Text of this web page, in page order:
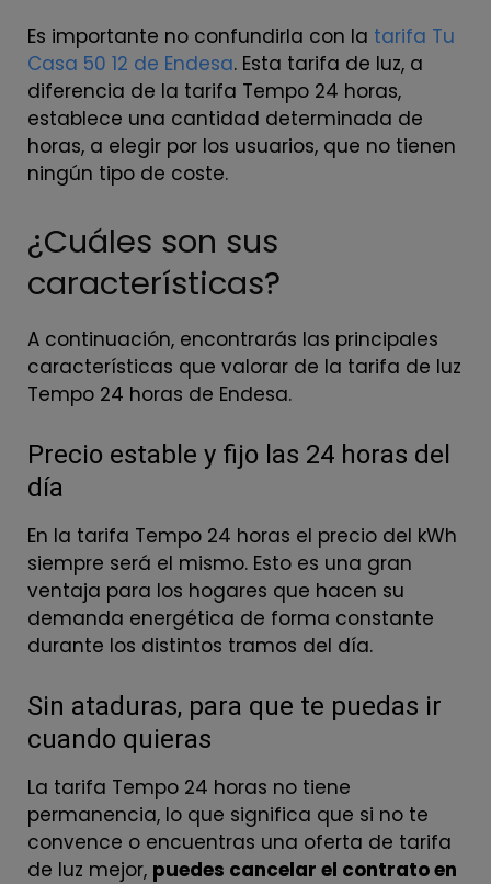
Es importante no confundirla con la tarifa Tu
Casa 50 12 de Endesa. Esta tarifa de luz, a
diferencia de la tarifa Tempo 24 horas,
establece una cantidad determinada de
horas, a elegir por los usuarios, que no tienen
ningún tipo de coste.
¿Cuáles son sus
características?
A continuación, encontrarás las principales
características que valorar de la tarifa de luz
Tempo 24 horas de Endesa.
Precio estable y fijo las 24 horas del
día
En la tarifa Tempo 24 horas el precio del kWh
siempre será el mismo. Esto es una gran
ventaja para los hogares que hacen su
demanda energética de forma constante
durante los distintos tramos del día.
Sin ataduras, para que te puedas ir
cuando quieras
La tarifa Tempo 24 horas no tiene
permanencia, lo que significa que si no te
convence o encuentras una oferta de tarifa
de luz mejor, puedes cancelar el contrato en